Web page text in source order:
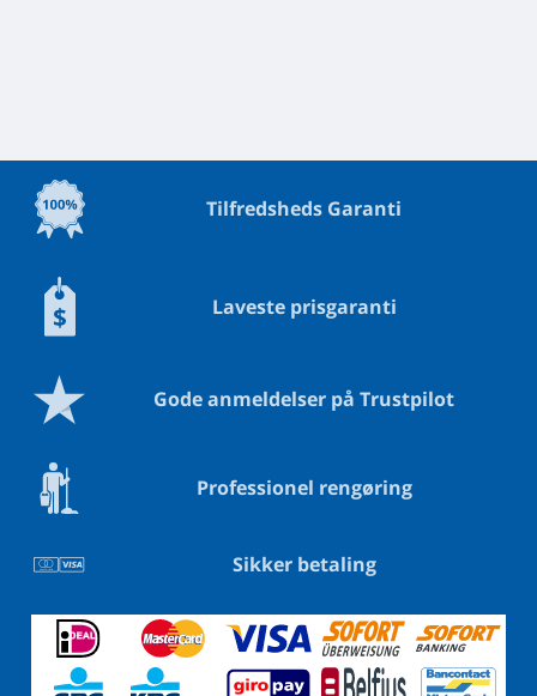
Tilfredsheds Garanti
Laveste prisgaranti
Gode anmeldelser på Trustpilot
Professionel rengøring
Sikker betaling